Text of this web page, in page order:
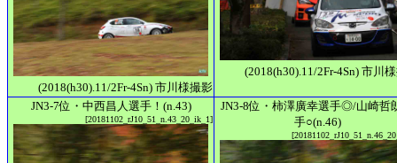
(2018(h30).11/2Fr-4Sn) 市川様撮影
(2018(h30).11/2Fr-4Sn) 市川
JN3-7位・中西昌人選手！(n.43)
[20181102_rJ10_51_n.43_20_ik_1]
JN3-8位・柿澤廣幸選手◎/山崎哲
手○(n.46)